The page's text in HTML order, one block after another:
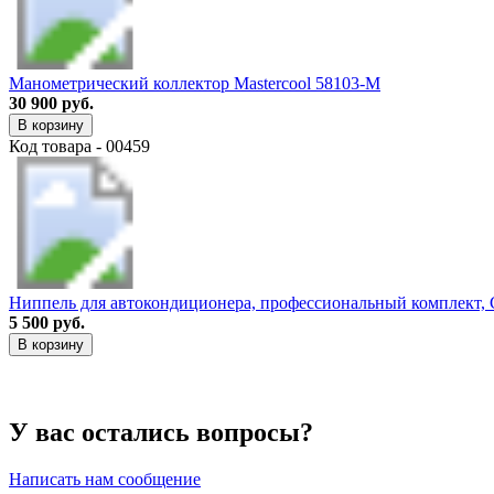
Манометрический коллектор Mastercool 58103-M
30 900 руб.
В корзину
Код товара - 00459
Ниппель для автокондиционера, профессиональный
5 500 руб.
В корзину
У вас остались вопросы?
Написать нам сообщение